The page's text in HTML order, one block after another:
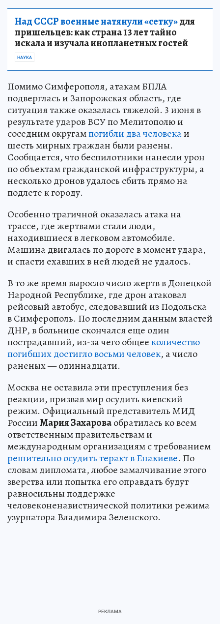
Над СССР военные натянули «сетку»для
пришельцев: как страна 13 лет тайно
искала и изучала инопланетных гостей
НАУКА
Помимо Симферополя, атакам БПЛА
подверглась и Запорожская область, где
ситуация также оказалась тяжелой. 3 июня в
результате ударов ВСУ по Мелитополю и
соседним округампогибли два человекаи
шесть мирных граждан были ранены.
Сообщается, что беспилотники нанесли урон
по объектам гражданской инфраструктуры, а
несколько дронов удалось сбить прямо на
подлете к городу.
Особенно трагичной оказалась атака на
трассе, где жертвами стали люди,
находившиеся в легковом автомобиле.
Машина двигалась по дороге в момент удара,
и спасти ехавших в ней людей не удалось.
В то же время выросло число жертв в Донецкой
Народной Республике, где дрон атаковал
рейсовый автобус, следовавший из Подольска
в Симферополь. По последним данным властей
ДНР, в больнице скончался еще один
пострадавший, из-за чего общееколичество
погибших достигло восьми человек, а число
раненых — одиннадцати.
Москва не оставила эти преступления без
реакции, призвав мир осудить киевский
режим. Официальный представитель МИД
РоссииМария Захароваобратилась ко всем
ответственным правительствам и
международным организациям с требованием
решительно осудить теракт в Енакиеве. По
словам дипломата, любое замалчивание этого
зверства или попытка его оправдать будут
равносильны поддержке
человеконенавистнической политики режима
узурпатора Владимира Зеленского.